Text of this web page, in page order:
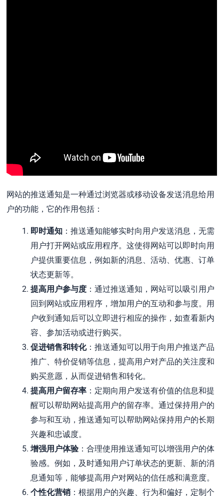
网站的推送通知是一种通过浏览器或移动设备发送消息给用
户的功能，它的作用包括：
即时通知 ：推送通知能够实时向用户发送消息，无需
用户打开网站或应用程序。这使得网站可以即时向用
户提供重要信息，例如新的消息、活动、优惠、订单
状态更新等。
提高用户参与度 ：通过推送通知，网站可以吸引用户
回到网站或应用程序，增加用户的互动和参与度。用
户收到通知后可以立即进行相应的操作，如查看新内
容、参加活动或进行购买。
促进销售和转化：推送通知可以用于向用户推送产品
推广、特价促销等信息，提高用户对产品的关注度和
购买意愿，从而促进销售和转化。
提高用户留存率 ：定期向用户发送有价值的信息和提
醒可以帮助网站提高用户的留存率。通过保持用户的
参与和互动，推送通知可以帮助网站保持用户的长期
兴趣和忠诚度。
增强用户体验：合理使用推送通知可以增强用户的体
验感。例如，及时通知用户订单状态的更新、新的消
息通知等，能够提高用户对网站的信任感和满意度。
个性化营销 ：根据用户的兴趣、行为和偏好，定制个